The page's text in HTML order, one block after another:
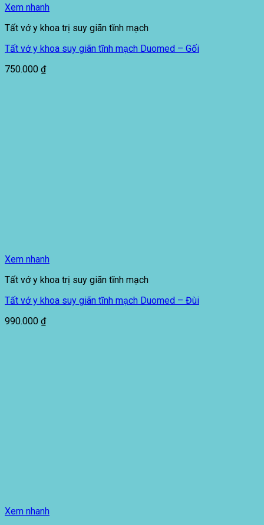
Xem nhanh
Tất vớ y khoa trị suy giãn tĩnh mạch
Tất vớ y khoa suy giãn tĩnh mạch Duomed – Gối
750.000 ₫
Xem nhanh
Tất vớ y khoa trị suy giãn tĩnh mạch
Tất vớ y khoa suy giãn tĩnh mạch Duomed – Đùi
990.000 ₫
Xem nhanh